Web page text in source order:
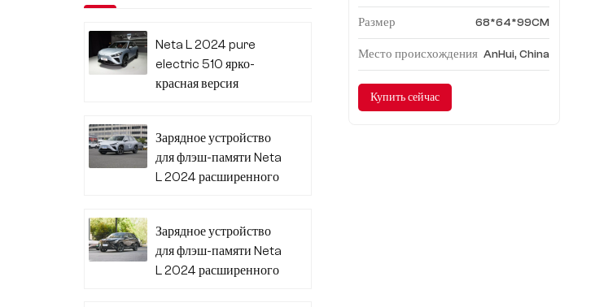
Размер 68*64*99CM
Место происхождения AnHui, China
Купить сейчас
Neta L 2024 pure
electric 510 ярко-
красная версия
Зарядное устройство
для флэш-памяти Neta
L 2024 расширенного
Зарядное устройство
для флэш-памяти Neta
L 2024 расширенного